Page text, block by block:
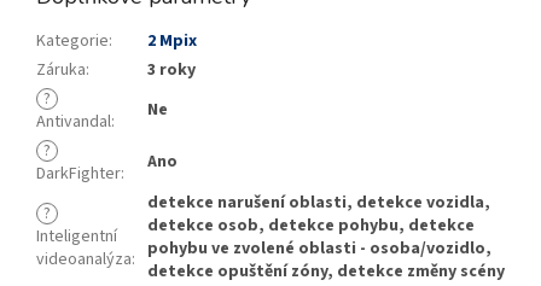
Kategorie:
2 Mpix
Záruka:
3 roky
?
Antivandal:
Ne
?
DarkFighter: Ano
?
Inteligentní
videoanalýza:
detekce narušení oblasti, detekce vozidla,
detekce osob, detekce pohybu, detekce
pohybu ve zvolené oblasti - osoba/vozidlo,
detekce opuštění zóny, detekce změny scény